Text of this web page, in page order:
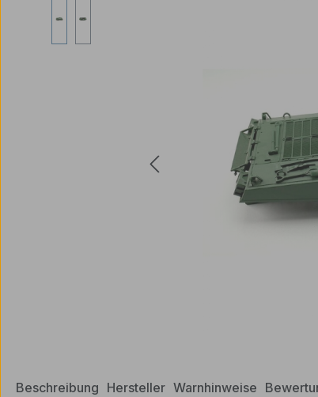
Beschreibung Hersteller Warnhinweise